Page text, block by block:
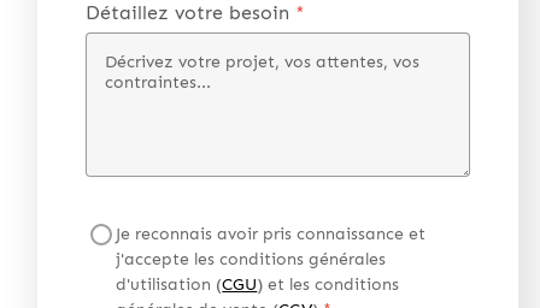
Détaillez votre besoin *
Je reconnais avoir pris connaissance et
j'accepte les conditions générales
d'utilisation (CGU) et les conditions